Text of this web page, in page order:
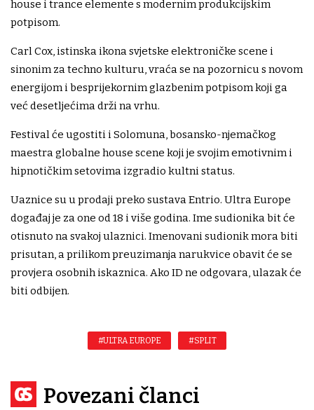
house i trance elemente s modernim produkcijskim
potpisom.
Carl Cox, istinska ikona svjetske elektroničke scene i
sinonim za techno kulturu, vraća se na pozornicu s novom
energijom i besprijekornim glazbenim potpisom koji ga
već desetljećima drži na vrhu.
Festival će ugostiti i Solomuna, bosansko-njemačkog
maestra globalne house scene koji je svojim emotivnim i
hipnotičkim setovima izgradio kultni status.
Uaznice su u prodaji preko sustava Entrio. Ultra Europe
događaj je za one od 18 i više godina. Ime sudionika bit će
otisnuto na svakoj ulaznici. Imenovani sudionik mora biti
prisutan, a prilikom preuzimanja narukvice obavit će se
provjera osobnih iskaznica. Ako ID ne odgovara, ulazak će
biti odbijen.
#ULTRA EUROPE #SPLIT
Povezani članci